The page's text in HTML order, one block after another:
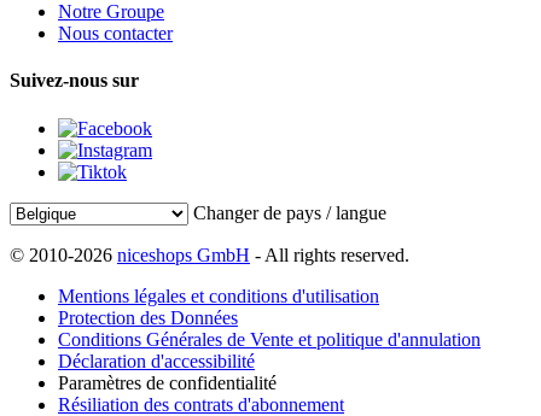
Notre Groupe
Nous contacter
Suivez-nous sur
Changer de pays / langue
© 2010-2026 niceshops GmbH - All rights reserved.
Mentions légales et conditions d'utilisation
Protection des Données
Conditions Générales de Vente et politique d'annulation
Déclaration d'accessibilité
Paramètres de confidentialité
Résiliation des contrats d'abonnement